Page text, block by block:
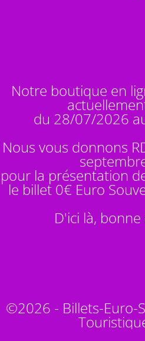
Notre boutique en
du 28/07/2026
Nous vous donnons
pour la présentation
le billet 0€ Euro
D'ici là,
©2026 - Billets-Euro-